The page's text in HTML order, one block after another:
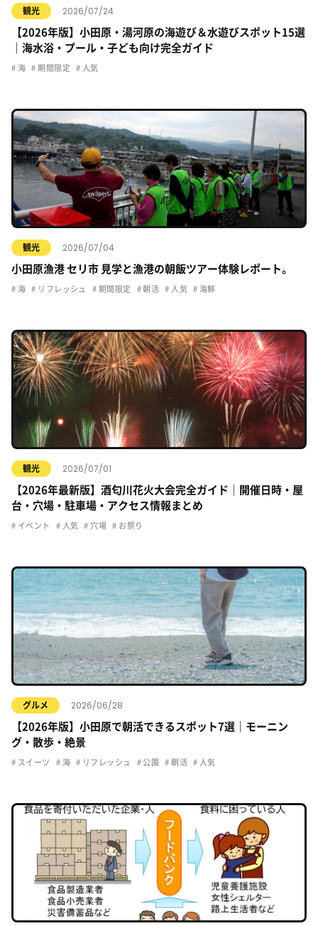
観光 2026/07/24
【2026年版】小田原・湯河原の海遊び＆水遊びスポット15選
｜海水浴・プール・子ども向け完全ガイド
海 期間限定 人気
観光 2026/07/04
小田原漁港 セリ市 見学と漁港の朝飯ツアー体験レポート。
海 リフレッシュ 期間限定 朝活 人気 海鮮
観光 2026/07/01
【2026年最新版】酒匂川花火大会完全ガイド｜開催日時・屋
台・穴場・駐車場・アクセス情報まとめ
イベント 人気 穴場 お祭り
グルメ 2026/06/28
【2026年版】小田原で朝活できるスポット7選｜モーニン
グ・散歩・絶景
スイーツ 海 リフレッシュ 公園 朝活 人気